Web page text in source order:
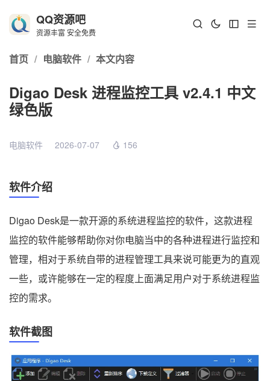
QQ资源吧
资源丰富 安全免费
首页 / 电脑软件 / 本文内容
Digao Desk 进程监控工具 v2.4.1 中文
绿色版
电脑软件 2026-07-07 156
软件介绍
Digao Desk是一款开源的系统进程监控的软件，这款进程
监控的软件能够帮助你对你电脑当中的各种进程进行监控和
管理，相对于系统自带的进程管理工具来说可能更为的直观
一些，或许能够在一定的程度上面满足用户对于系统进程监
控的需求。
软件截图